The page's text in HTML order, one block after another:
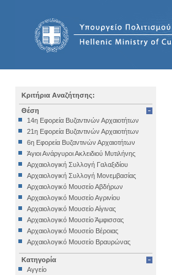
Κριτήρια Αναζήτησης:
Θέση
14η Εφορεία Βυζαντινών Αρχαιοτήτων
21η Εφορεία Βυζαντινών Αρχαιοτήτων
6η Εφορεία Βυζαντινών Αρχαιοτήτων
Άγιοι Ανάργυροι Ακλειδιού Μυτιλήνης
Αρχαιολογική Συλλογή Γαλαξιδίου
Αρχαιολογική Συλλογή Μονεμβασίας
Αρχαιολογικό Μουσείο Αβδήρων
Αρχαιολογικό Μουσείο Αγρινίου
Αρχαιολογικό Μουσείο Αίγινας
Αρχαιολογικό Μουσείο Άμφισσας
Αρχαιολογικό Μουσείο Βέροιας
Αρχαιολογικό Μουσείο Βραυρώνας
Αρχαιολογικό Μουσείο Δελφών
Αρχαιολογικό Μουσείο Ηγουμενίτσας
Κατηγορία
Αγγείο